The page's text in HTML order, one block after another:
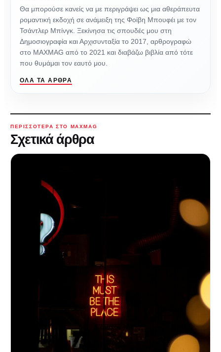
Θα μπορούσε κανείς να με περιγράψει ως μια αθεράπευτα
ρομαντική εκδοχή σε ανάμειξη της Φοίβη Μπουφέι με τον
Τσάντλερ Μπίνγκ. Ξεκίνησα τις σπουδές μου στη
Δημοσιογραφία και Αρχισυνταξία το 2017, αρθρογραφώ
στο MAXMAG από το 2021 και διαβάζω βιβλία από τότε
που θυμάμαι τον εαυτό μου.
ΌΛΑ ΤΑ ΆΡΘΡΑ
ΠΕΡΙΣΣΌΤΕΡΑ ΣΤΟ MAXMAG
Σχετικά άρθρα